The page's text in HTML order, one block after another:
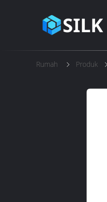
Rumah Produk